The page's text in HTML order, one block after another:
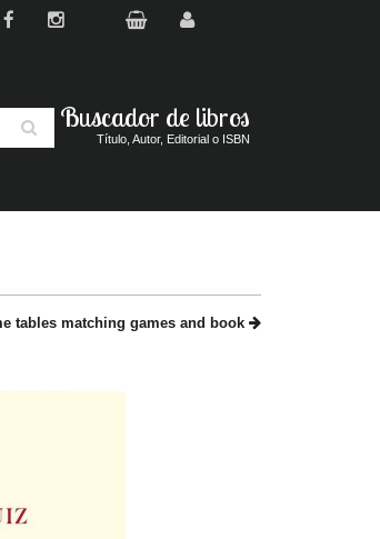
Buscador de libros
Título, Autor, Editorial o ISBN
tables matching games and book